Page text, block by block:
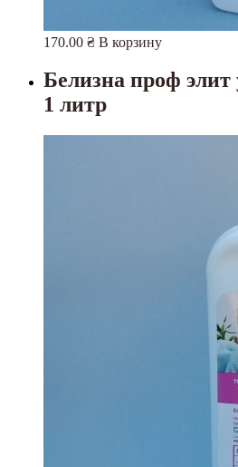
170.00 ₴ В корзину
Белизна проф
1 литр